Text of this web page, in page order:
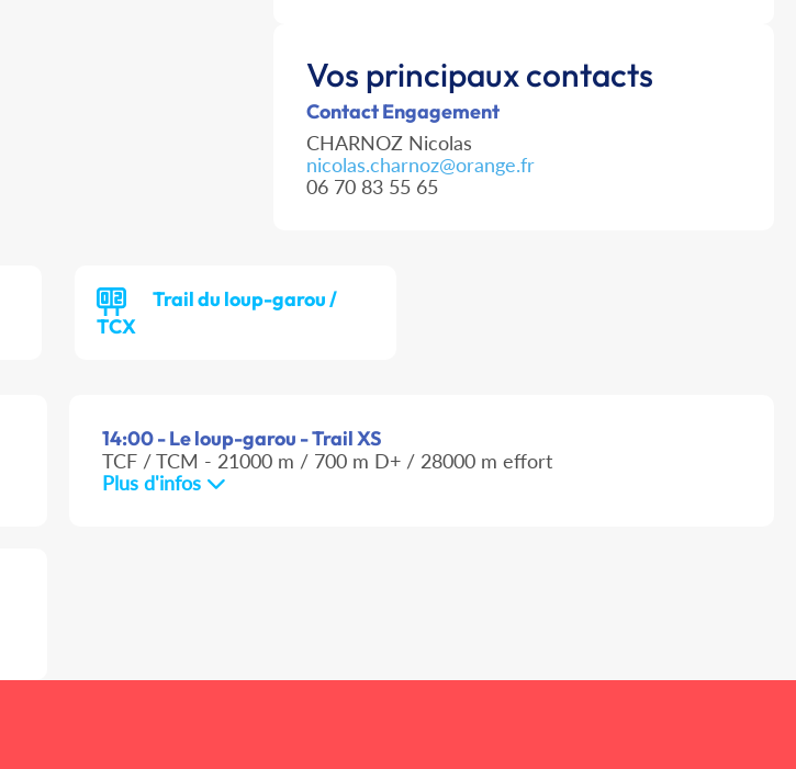
Vos principaux contacts
Contact Engagement
CHARNOZ Nicolas
nicolas.charnoz@orange.fr
06 70 83 55 65
Trail du loup-garou /
TCX
14:00 - Le loup-garou - Trail XS
TCF / TCM - 21000 m / 700 m D+ / 28000 m effort
Plus d'infos